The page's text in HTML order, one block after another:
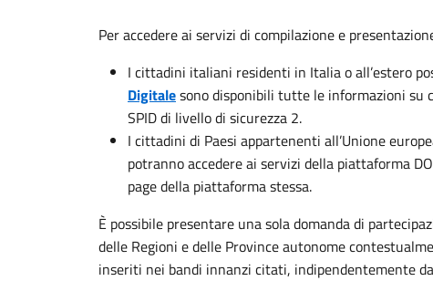
Per accedere ai servizi di compilazione e
I cittadini italiani residenti in Italia o all’estero
Digitalesono disponibili tutte le informazioni su
SPID di livello di sicurezza 2.
I cittadini di Paesi appartenenti all’Unione
potranno accedere ai servizi della piattaforma
page della piattaforma stessa.
È possibile presentare una sola domanda di
delle Regioni e delle Province autonome
inseriti nei bandi innanzi citati, indipendentemente